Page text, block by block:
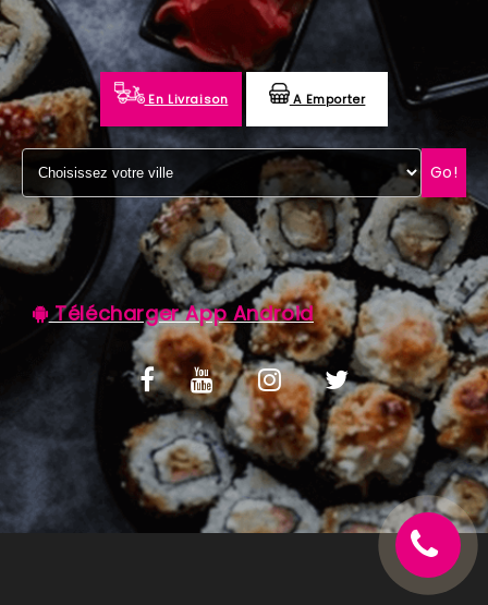
NOTRE RESTAURANT
VOS AVIS
MENTIONS LÉGALES
C.G.V
En Livraison A Emporter
Go!
Télécharger App Android